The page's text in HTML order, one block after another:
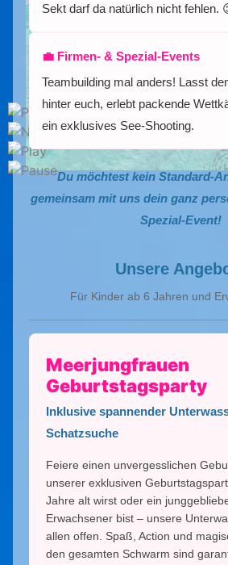
Sekt darf da natürlich nicht fehlen.
💼 Firmen- & Spezial-Events
Teambuilding mal anders! Lasst
hinter euch, erlebt packende
ein exklusives See-Shooting.
Du möchtest kein Standard-
gemeinsam mit uns dein ganz
Spezial-Event!
Unsere
Für Kinder ab 6 Jahren und
Meerjungfrauen
Geburtstagsparty
Inklusive spannender
Schatzsuche
Feiere einen unvergesslichen
unserer exklusiven
Jahre alt wirst oder ein
Erwachsener bist – unsere
allen offen. Spaß, Action und
den gesamten Schwarm sind